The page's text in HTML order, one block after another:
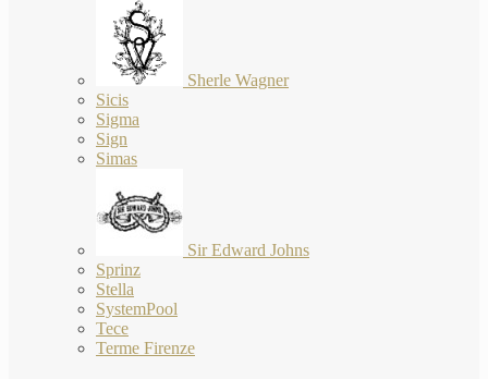
Sherle Wagner
Sicis
Sigma
Sign
Simas
Sir Edward Johns
Sprinz
Stella
SystemPool
Tece
Terme Firenze